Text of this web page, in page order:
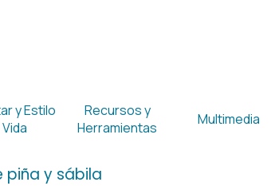
y Estilo
▼
Recursos y
Herramientas
▼
Multimedia
piña y sábila